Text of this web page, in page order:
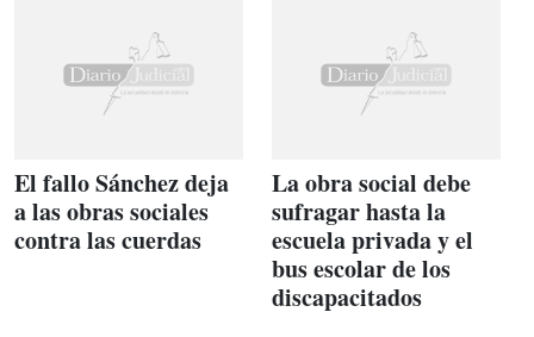
El fallo Sánchez deja
a las obras sociales
contra las cuerdas
La obra social debe
sufragar hasta la
escuela privada y el
bus escolar de los
discapacitados